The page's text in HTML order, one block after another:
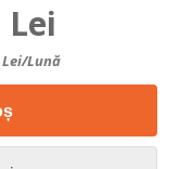
Lei
lună